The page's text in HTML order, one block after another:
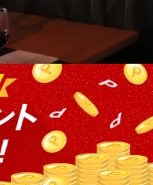
ーブル席、ゆったり
を過ごせるお洒落な
貸切など人数に応じ
ンにご利用ください☆